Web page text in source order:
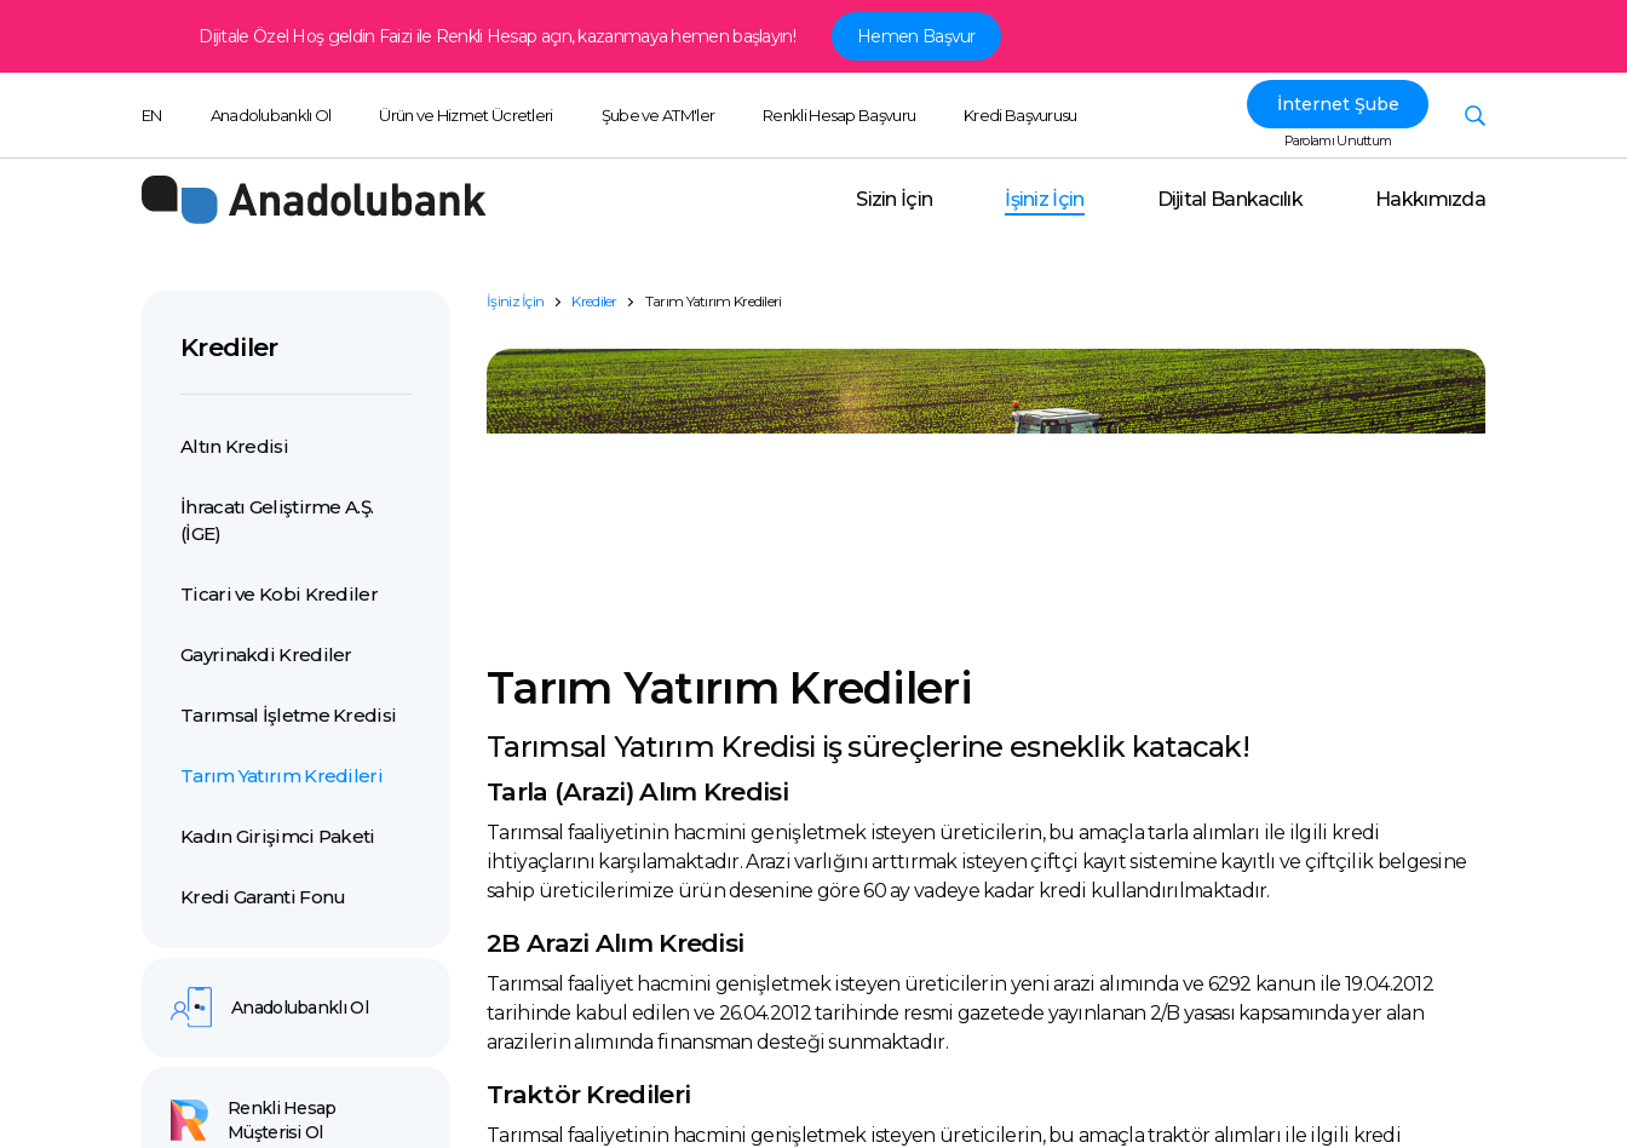
Dijitale Özel Hoş geldin Faizi ile Renkli Hesap açın, kazanmaya hemen başlayın! Hemen Başvur
EN Anadolubanklı Ol Ürün ve Hizmet Ücretleri Şube ve ATM'ler Renkli Hesap Başvuru Kredi Başvurusu
İnternet Şube
Parolamı Unuttum
Sizin İçin İşiniz İçin Dijital Bankacılık Hakkımızda
Krediler
Altın Kredisi
İhracatı Geliştirme A.Ş.
(İGE)
Ticari ve Kobi Krediler
Gayrinakdi Krediler
Tarımsal İşletme Kredisi
Tarım Yatırım Kredileri
Kadın Girişimci Paketi
Kredi Garanti Fonu
Anadolubanklı Ol
Renkli Hesap
Müşterisi Ol
İşiniz İçin Krediler Tarım Yatırım Kredileri
Tarım Yatırım Kredileri
Tarımsal Yatırım Kredisi iş süreçlerine esneklik katacak!
Tarla (Arazi) Alım Kredisi
Tarımsal faaliyetinin hacmini genişletmek isteyen üreticilerin, bu amaçla tarla alımları ile ilgili kredi
ihtiyaçlarını karşılamaktadır. Arazi varlığını arttırmak isteyen çiftçi kayıt sistemine kayıtlı ve çiftçilik belgesine
sahip üreticilerimize ürün desenine göre 60 ay vadeye kadar kredi kullandırılmaktadır.
2B Arazi Alım Kredisi
Tarımsal faaliyet hacmini genişletmek isteyen üreticilerin yeni arazi alımında ve 6292 kanun ile 19.04.2012
tarihinde kabul edilen ve 26.04.2012 tarihinde resmi gazetede yayınlanan 2/B yasası kapsamında yer alan
arazilerin alımında finansman desteği sunmaktadır.
Traktör Kredileri
Tarımsal faaliyetinin hacmini genişletmek isteyen üreticilerin, bu amaçla traktör alımları ile ilgili kredi